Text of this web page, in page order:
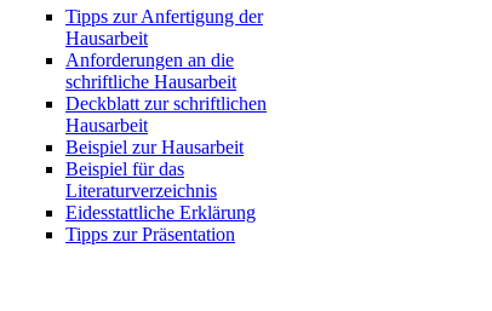
Tipps zur Anfertigung der
Hausarbeit
Anforderungen an die
schriftliche Hausarbeit
Deckblatt zur schriftlichen
Hausarbeit
Beispiel zur Hausarbeit
Beispiel für das
Literaturverzeichnis
Eidesstattliche Erklärung
Tipps zur Präsentation